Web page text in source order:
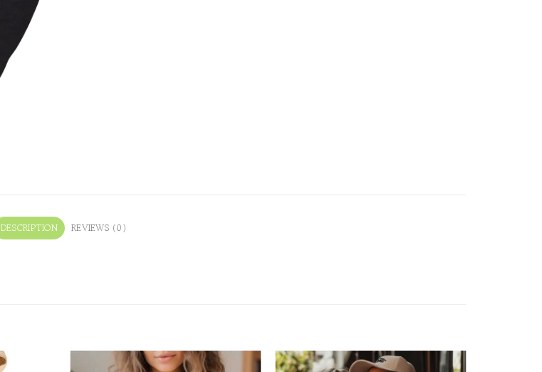
DESCRIPTION REVIEWS (0)